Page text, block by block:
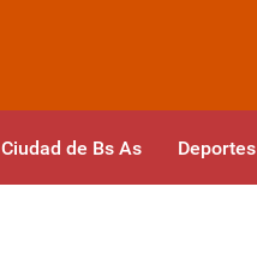
Ciudad de Bs As Deportes